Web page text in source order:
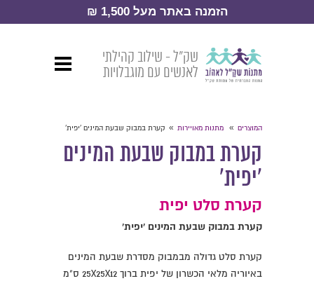
הזמנה באתר מעל 1,500 ₪
שק״ל - שילוב קהילתי
לאנשים עם מוגבלויות
המוצרים » מתנות מאויירות » קערת במבוק שבעת המינים 'יפית'
קערת במבוק שבעת המינים
'יפית'
קערת סלט יפית
קערת במבוק שבעת המינים 'יפית'
קערת סלט גדולה מבמבוק מסדרת שבעת המינים
באיוריה מלאי הכשרון של יפית ברוך 25X25X12 ס"מ